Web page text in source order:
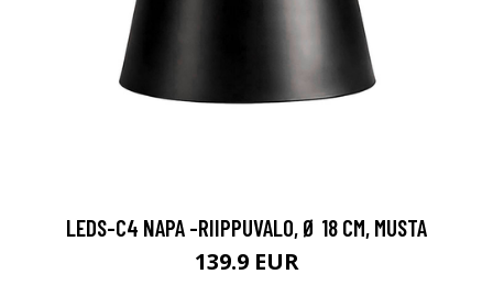
LEDS-C4 NAPA -RIIPPUVALO, Ø 18 CM, MUSTA
139.9 EUR